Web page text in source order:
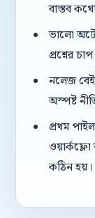
বাস্তব
ভালো
প্রশ্নের
নলেজ
অস্পষ্ট
প্রথম
কঠিন হয়।